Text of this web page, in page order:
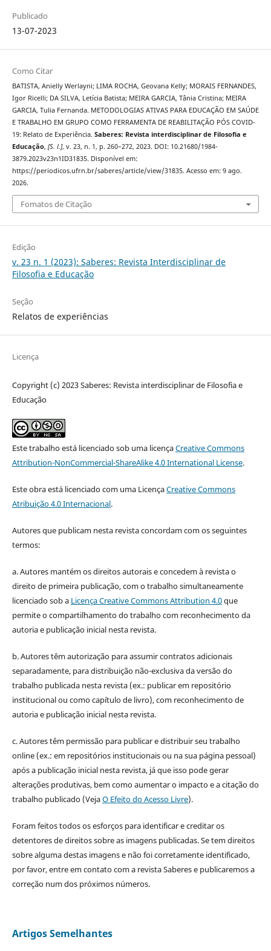
Publicado
13-07-2023
Como Citar
BATISTA, Anielly Werlayni; LIMA ROCHA, Geovana Kelly; MORAIS FERNANDES,
Igor Ricelli; DA SILVA, Letícia Batista; MEIRA GARCIA, Tânia Cristina; MEIRA
GARCIA, Tulia Fernanda. METODOLOGIAS ATIVAS PARA EDUCAÇÃO EM SAÚDE
E TRABALHO EM GRUPO COMO FERRAMENTA DE REABILITAÇÃO PÓS COVID-
19: Relato de Experiência. Saberes: Revista interdisciplinar de Filosofia e
Educação, [S. l.], v. 23, n. 1, p. 260–272, 2023. DOI: 10.21680/1984-
3879.2023v23n1ID31835. Disponível em:
https://periodicos.ufrn.br/saberes/article/view/31835. Acesso em: 9 ago.
2026.
Fomatos de Citação
Edição
v. 23 n. 1 (2023): Saberes: Revista Interdisciplinar de
Filosofia e Educação
Seção
Relatos de experiências
Licença
Copyright (c) 2023 Saberes: Revista interdisciplinar de Filosofia e
Educação
Este trabalho está licenciado sob uma licençaCreative Commons
Attribution-NonCommercial-ShareAlike 4.0 International License.
Este obra está licenciado com uma LicençaCreative Commons
Atribuição 4.0 Internacional.
Autores que publicam nesta revista concordam com os seguintes
termos:
a. Autores mantém os direitos autorais e concedem à revista o
direito de primeira publicação, com o trabalho simultaneamente
licenciado sob a Licença Creative Commons Attribution 4.0que
permite o compartilhamento do trabalho com reconhecimento da
autoria e publicação inicial nesta revista.
b. Autores têm autorização para assumir contratos adicionais
separadamente, para distribuição não-exclusiva da versão do
trabalho publicada nesta revista (ex.: publicar em repositório
institucional ou como capítulo de livro), com reconhecimento de
autoria e publicação inicial nesta revista.
c. Autores têm permissão para publicar e distribuir seu trabalho
online (ex.: em repositórios institucionais ou na sua página pessoal)
após a publicação inicial nesta revista, já que isso pode gerar
alterações produtivas, bem como aumentar o impacto e a citação do
trabalho publicado (VejaO Efeito do Acesso Livre).
Foram feitos todos os esforços para identificar e creditar os
detentores de direitos sobre as imagens publicadas. Se tem direitos
sobre alguma destas imagens e não foi corretamente identificado,
por favor, entre em contato com a revista Saberes e publicaremos a
correção num dos próximos números.
Artigos Semelhantes